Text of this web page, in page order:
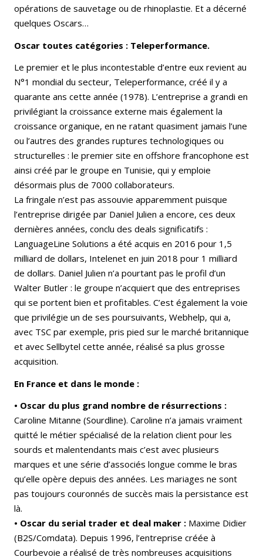
opérations de sauvetage ou de rhinoplastie. Et a décerné
quelques Oscars…
Oscar toutes catégories : Teleperformance.
Le premier et le plus incontestable d’entre eux revient au
N°1 mondial du secteur, Teleperformance, créé il y a
quarante ans cette année (1978). L’entreprise a grandi en
privilégiant la croissance externe mais également la
croissance organique, en ne ratant quasiment jamais l’une
ou l’autres des grandes ruptures technologiques ou
structurelles : le premier site en offshore francophone est
ainsi créé par le groupe en Tunisie, qui y emploie
désormais plus de 7000 collaborateurs.
La fringale n’est pas assouvie apparemment puisque
l’entreprise dirigée par Daniel Julien a encore, ces deux
dernières années, conclu des deals significatifs :
LanguageLine Solutions a été acquis en 2016 pour 1,5
milliard de dollars, Intelenet en juin 2018 pour 1 milliard
de dollars. Daniel Julien n’a pourtant pas le profil d’un
Walter Butler : le groupe n’acquiert que des entreprises
qui se portent bien et profitables. C’est également la voie
que privilégie un de ses poursuivants, Webhelp, qui a,
avec TSC par exemple, pris pied sur le marché britannique
et avec Sellbytel cette année, réalisé sa plus grosse
acquisition.
En France et dans le monde :
• Oscar du plus grand nombre de résurrections :
Caroline Mitanne (Sourdline). Caroline n’a jamais vraiment
quitté le métier spécialisé de la relation client pour les
sourds et malentendants mais c’est avec plusieurs
marques et une série d’associés longue comme le bras
qu’elle opère depuis des années. Les mariages ne sont
pas toujours couronnés de succès mais la persistance est
là.
• Oscar du serial trader et deal maker : Maxime Didier
(B2S/Comdata). Depuis 1996, l’entreprise créée à
Courbevoie a réalisé de très nombreuses acquisitions